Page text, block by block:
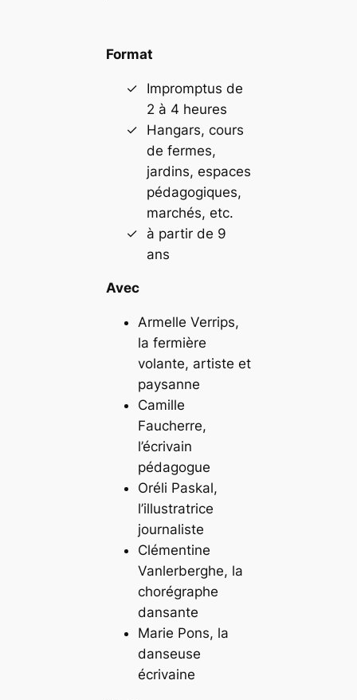
Format
Impromptus de
2 à 4 heures
Hangars, cours
de fermes,
jardins, espaces
pédagogiques,
marchés, etc.
à partir de 9
ans
Avec
Armelle Verrips,
la fermière
volante, artiste et
paysanne
Camille
Faucherre,
l’écrivain
pédagogue
Oréli Paskal,
l’illustratrice
journaliste
Clémentine
Vanlerberghe, la
chorégraphe
dansante
Marie Pons, la
danseuse
écrivaine